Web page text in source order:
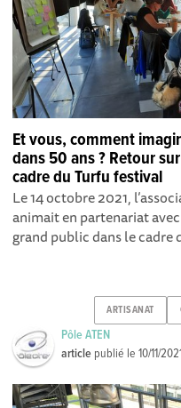
Et vous, comment
dans 50 ans ? Retour
cadre du Turfu festival
Le 14 octobre 2021,
animait en partenariat
grand public dans le cadre
ARTISANAT
Pôle ATEN
article publié le10/11/